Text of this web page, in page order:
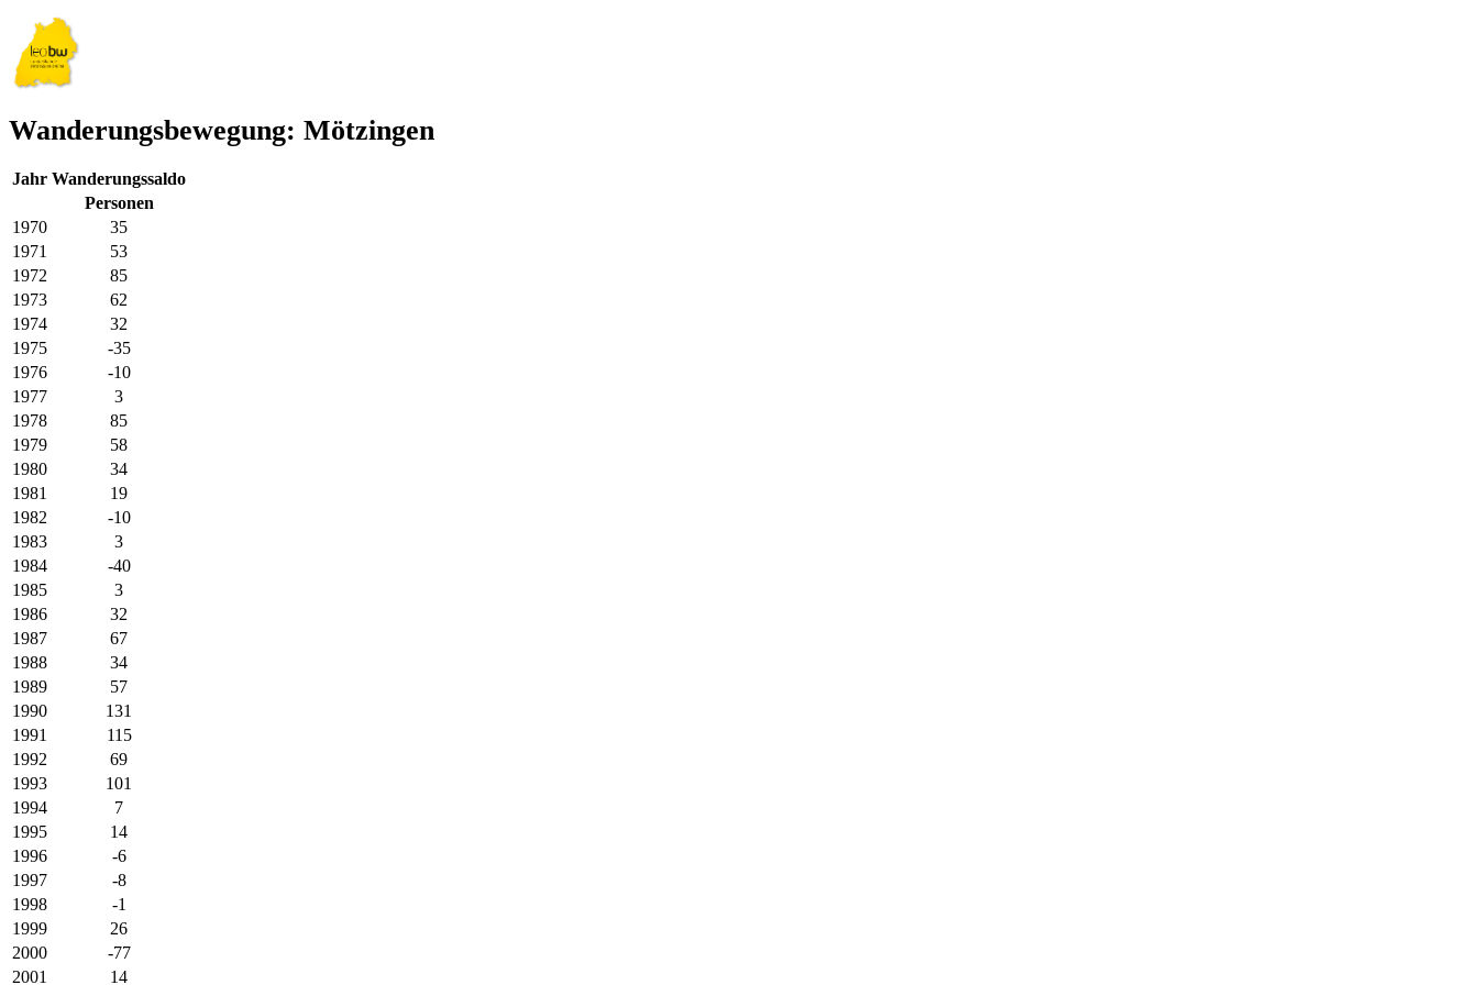
Wanderungsbewegung: Mötzingen
Jahr Wanderungssaldo
Personen
1970
35
1971
53
1972
85
1973
62
1974
32
1975
-35
1976
-10
1977
3
1978
85
1979
58
1980
34
1981
19
1982
-10
1983
3
1984
-40
1985
3
1986
32
1987
67
1988
34
1989
57
1990
131
1991
115
1992
69
1993
101
1994
7
1995
14
1996
-6
1997
-8
1998
-1
1999
26
2000
-77
2001
14